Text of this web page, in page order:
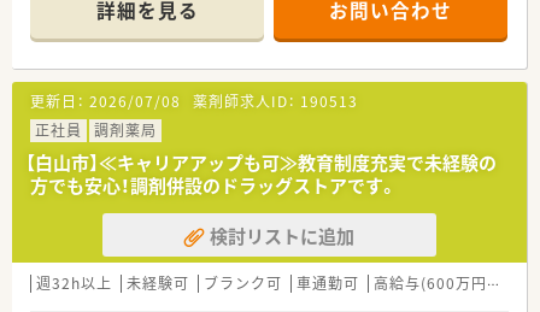
【店舗情報と応需状況について】
■松任駅から車で6分ほどの場所にあり、マイカー通勤が便利で
す。
■主に内科の処方箋を1日あたり50~60枚ほど応需しておりま
す。
■外来業務に加えて居宅や施設への在宅医療にも積極的に取り
組んでおり、地域医療に深く貢献できる職場です。
【法人特徴について】
■大手ドラッグストアの調剤部門立ち上げに携わり、約30年の
経験を持つ社長が設立した法人です。
■「人生楽しく」をモットーに掲げており、社内イベントを通じ
てスタッフ同士の非常に良い輪が作られています。
詳細を見る お問い合わせ
更新日： 2026/07/08 薬剤師求人ID： 190513
正社員
調剤薬局
【白山市】≪キャリアアップも可≫教育制度充実で未経験の
方でも安心！調剤併設のドラッグストアです。
検討リストに追加
週32h以上 未経験可 ブランク可 車通勤可 高給与(600万円以上)